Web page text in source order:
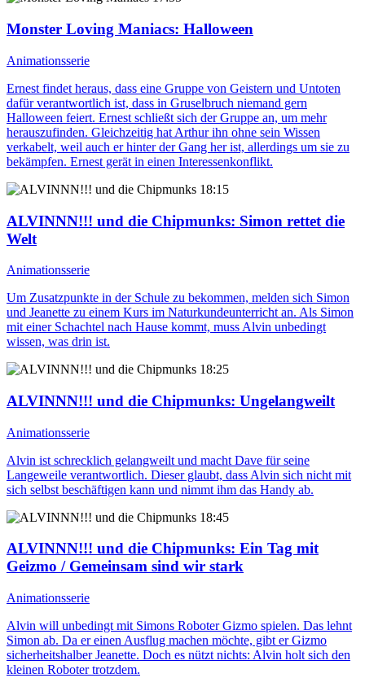
Monster Loving Maniacs: Halloween
Animationsserie
Ernest findet heraus, dass eine Gruppe von Geistern und Untoten
dafür verantwortlich ist, dass in Gruselbruch niemand gern
Halloween feiert. Ernest schließt sich der Gruppe an, um mehr
herauszufinden. Gleichzeitig hat Arthur ihn ohne sein Wissen
verkabelt, weil auch er hinter der Gang her ist, allerdings um sie zu
bekämpfen. Ernest gerät in einen Interessenkonflikt.
18:15
ALVINNN!!! und die Chipmunks: Simon rettet die
Welt
Animationsserie
Um Zusatzpunkte in der Schule zu bekommen, melden sich Simon
und Jeanette zu einem Kurs im Naturkundeunterricht an. Als Simon
mit einer Schachtel nach Hause kommt, muss Alvin unbedingt
wissen, was drin ist.
18:25
ALVINNN!!! und die Chipmunks: Ungelangweilt
Animationsserie
Alvin ist schrecklich gelangweilt und macht Dave für seine
Langeweile verantwortlich. Dieser glaubt, dass Alvin sich nicht mit
sich selbst beschäftigen kann und nimmt ihm das Handy ab.
18:45
ALVINNN!!! und die Chipmunks: Ein Tag mit
Geizmo / Gemeinsam sind wir stark
Animationsserie
Alvin will unbedingt mit Simons Roboter Gizmo spielen. Das lehnt
Simon ab. Da er einen Ausflug machen möchte, gibt er Gizmo
sicherheitshalber Jeanette. Doch es nützt nichts: Alvin holt sich den
kleinen Roboter trotzdem.